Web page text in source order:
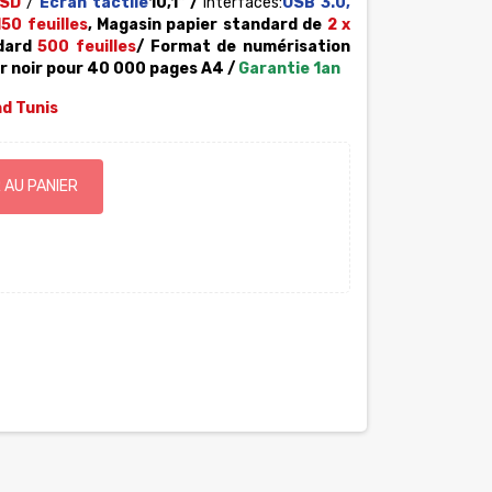
feuilles, Magasin papier standard de 2 x
500 feuilles/ Format de numérisation
noir pour 40 000 pages A4 / Garantie 1an
Tunis
PANIER